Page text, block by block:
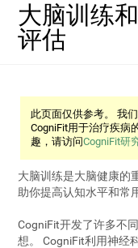
大脑训练
评估
此页面仅供参考。 我
CogniFit用于治疗疾病
趣，请访问CogniFit研
大脑训练是大脑健康的
助你提高认知水平和常
CogniFit开发了许多不
想。 CogniFit利用神经